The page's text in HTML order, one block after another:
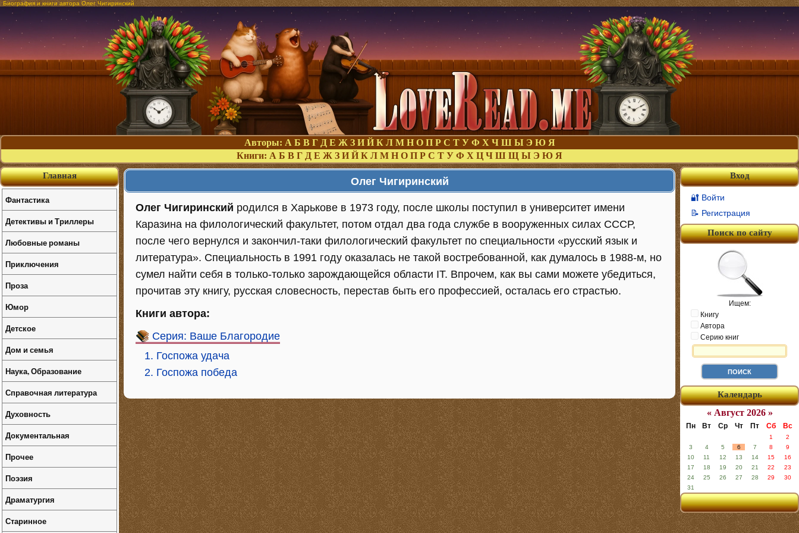
Биография и книги автора Олег Чигиринский
Авторы: А Б В Г Д Е Ж З И Й К Л М Н О П Р С Т У Ф Х Ч Ш Ы Э Ю Я
Книги: А Б В Г Д Е Ж З И Й К Л М Н О П Р С Т У Ф Х Ц Ч Ш Щ Ы Э Ю Я
Олег Чигиринский
Олег Чигиринский родился в Харькове в 1973 году, после школы поступил в университет имени
Каразина на филологический факультет, потом отдал два года службе в вооруженных силах СССР,
после чего вернулся и закончил-таки филологический факультет по специальности «русский язык и
литература». Специальность в 1991 году оказалась не такой востребованной, как думалось в 1988-м, но
сумел найти себя в только-только зарождающейся области IT. Впрочем, как вы сами можете убедиться,
прочитав эту книгу, русская словесность, перестав быть его профессией, осталась его страстью.
Книги автора:
Серия: Ваше Благородие
1. Госпожа удача
2. Госпожа победа
Вход
🔐 Войти
📝 Регистрация
Поиск по сайту
Ищем:
Книгу
Автора
Серию книг
Календарь
« Август 2026 »
Пн Вт Ср Чт Пт Сб Вс
1
2
3
4 5 6 7 8
9
10
11 12 13 14 15
16
17
18 19 20 21 22
23
24
25 26 27 28 29
30
31
Главная
Фантастика
Детективы и Триллеры
Любовные романы
Приключения
Проза
Юмор
Детское
Дом и семья
Наука, Образование
Справочная литература
Духовность
Документальная
Прочее
Поэзия
Драматургия
Старинное